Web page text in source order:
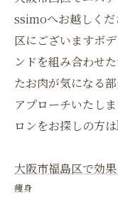
ssimoへお越しく
区にございますボ
ンドを組み合わせ
たお肉が気になる
アプローチいたし
ロンをお探しの方
大阪市福島区で効
痩身